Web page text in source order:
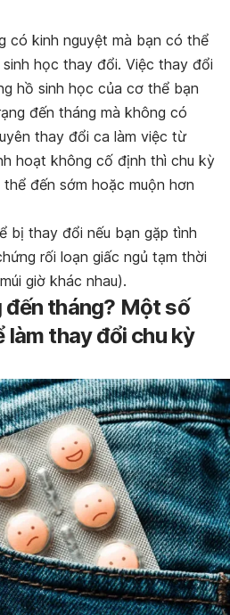
có kinh nguyệt mà bạn có thể
học thay đổi. Việc thay đổi
hồ sinh học của cơ thể bạn
đến tháng mà không có
thay đổi ca làm việc từ
hoạt không cố định thì chu kỳ
đến sớm hoặc muộn hơn
bị thay đổi nếu bạn gặp tình
rối loạn giấc ngủ tạm thời
giờ khác nhau).
đến tháng? Một số
làm thay đổi chu kỳ